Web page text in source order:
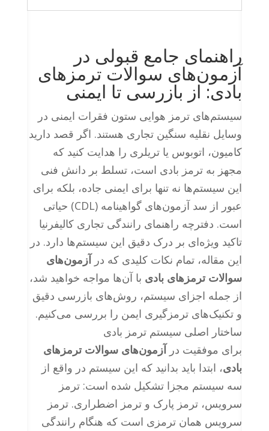
راهنمای جامع قبولی در
آزمون‌های سوالات ترمزهای
بادی: از بازرسی تا ایمنی
سیستم‌های ترمز هوایی ستون فقرات ایمنی در
وسایل نقلیه سنگین تجاری هستند. اگر قصد دارید
کامیون، اتوبوس یا تریلری را هدایت کنید که
مجهز به ترمز بادی است، تسلط بر دانش فنی
این سیستم‌ها نه تنها برای ایمنی جاده، بلکه برای
عبور از سد آزمون‌های گواهینامه (CDL) حیاتی
است. دفترچه راهنمای رانندگی تجاری کالیفرنیا
تاکید ویژه‌ای بر درک دقیق این سیستم‌ها دارد. در
این مقاله، تمام نکات کلیدی که درآزمون‌های
سوالات ترمزهای بادی با آن‌ها مواجه خواهید شد،
از جمله اجزای سیستم، روش‌های بازرسی دقیق
و تکنیک‌های ترمزگیری ایمن را بررسی می‌کنیم.
ساختار اصلی سیستم ترمز بادی
برای موفقیت درآزمون‌های سوالات ترمزهای
بادی، ابتدا باید بدانید که این سیستم در واقع از
سه سیستم مجزا تشکیل شده است: ترمز
سرویس، ترمز پارک و ترمز اضطراری. ترمز
سرویس همان ترمزی است که هنگام رانندگی